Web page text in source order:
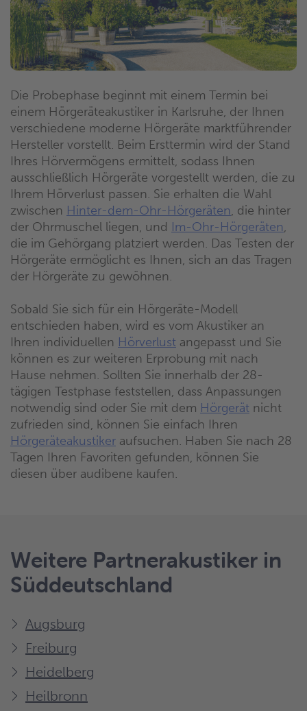
Die Probephase beginnt mit einem Termin bei
einem Hörgeräteakustiker in Karlsruhe, der Ihnen
verschiedene moderne Hörgeräte marktführender
Hersteller vorstellt. Beim Ersttermin wird der Stand
Ihres Hörvermögens ermittelt, sodass Ihnen
ausschließlich Hörgeräte vorgestellt werden, die zu
Ihrem Hörverlust passen. Sie erhalten die Wahl
zwischen Hinter-dem-Ohr-Hörgeräten, die hinter
der Ohrmuschel liegen, und Im-Ohr-Hörgeräten,
die im Gehörgang platziert werden. Das Testen der
Hörgeräte ermöglicht es Ihnen, sich an das Tragen
der Hörgeräte zu gewöhnen.
Sobald Sie sich für ein Hörgeräte-Modell
entschieden haben, wird es vom Akustiker an
Ihren individuellen Hörverlust angepasst und Sie
können es zur weiteren Erprobung mit nach
Hause nehmen. Sollten Sie innerhalb der 28-
tägigen Testphase feststellen, dass Anpassungen
notwendig sind oder Sie mit dem Hörgerät nicht
zufrieden sind, können Sie einfach Ihren
Hörgeräteakustiker aufsuchen. Haben Sie nach 28
Tagen Ihren Favoriten gefunden, können Sie
diesen über audibene kaufen.
Weitere Partnerakustiker in
Süddeutschland
Augsburg
Freiburg
Heidelberg
Heilbronn